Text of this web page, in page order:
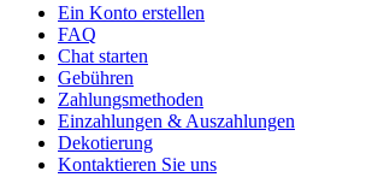
Ein Konto erstellen
FAQ
Chat starten
Gebühren
Zahlungsmethoden
Einzahlungen & Auszahlungen
Dekotierung
Kontaktieren Sie uns